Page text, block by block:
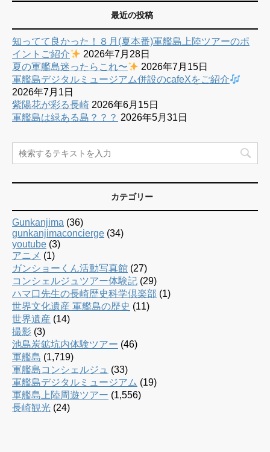
最近の投稿
知ってて良かった！８月(夏本番)軍艦島上陸ツアーのポ
イントご紹介
2026年7月28日
夏の軍艦島迷ったらこれ〜
2026年7月15日
軍艦島デジタルミュージアム併設のcafeXをご紹介
2026年7月1日
紫陽花が彩る長崎 2026年6月15日
軍艦島は緑ある島？？？ 2026年5月31日
カテゴリー
Gunkanjima (36)
gunkanjimaconcierge (34)
youtube (3)
アニメ (1)
ガンショーくん活動写真館 (27)
コンシェルジュツアー体験記 (29)
ハマ口先生の長崎歴史科学倶楽部 (1)
世界文化遺産 軍艦島の歴史 (11)
世界遺産 (14)
撮影 (3)
池島炭鉱坑内体験ツアー (46)
軍艦島 (1,719)
軍艦島コンシェルジュ (33)
軍艦島デジタルミュージアム (19)
軍艦島上陸周遊ツアー (1,556)
長崎観光 (24)